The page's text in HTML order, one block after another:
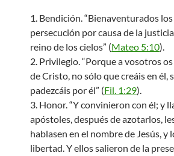
1. Bendición. “Bienaventurados
persecución por causa de la
reino de los cielos” (Mateo 5:10).
2. Privilegio. “Porque a vosotros
de Cristo, no sólo que creáis en él,
padezcáis por él” (Fil. 1:29).
3. Honor. “Y convinieron con él; y
apóstoles, después de azotarlos,
hablasen en el nombre de Jesús, y
libertad. Y ellos salieron de la